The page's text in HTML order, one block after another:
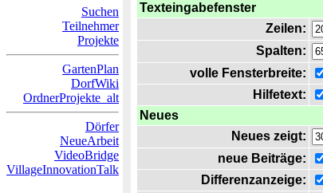
Suchen
Teilnehmer
Projekte
GartenPlan
DorfWiki
OrdnerProjekte_alt
Dörfer
NeueArbeit
VideoBridge
VillageInnovationTalk
Texteingabefenster
Zeilen:
Spalten:
volle Fensterbreite:
Hilfetext:
Neues
Neues zeigt:
neue Beiträge:
Differenzanzeige: